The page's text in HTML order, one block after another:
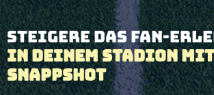
Steigere das Fan-
in deinem Stadion mit
Snappshot